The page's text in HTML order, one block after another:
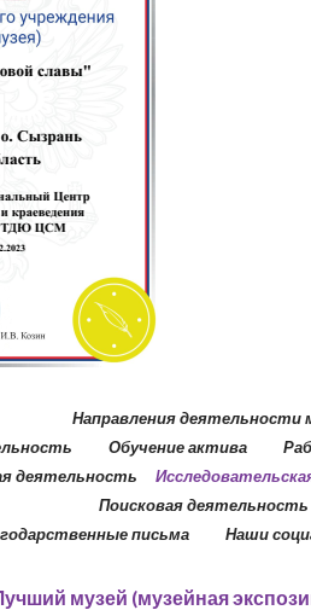
Направления деятельности
Обучение актива
деятельность
Поисковая
письма Наши
музей (музейная